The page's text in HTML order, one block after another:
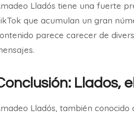
Lladós tiene una fuerte
que acumulan un gran
parece carecer de
Llados,
Lladós, también conocido